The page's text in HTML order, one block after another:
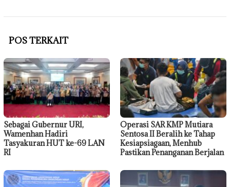
POS TERKAIT
Sebagai Gubernur URI,
Wamenhan Hadiri
Tasyakuran HUT ke-69 LAN
RI
Operasi SAR KMP Mutiara
Sentosa II Beralih ke Tahap
Kesiapsiagaan, Menhub
Pastikan Penanganan Berjalan